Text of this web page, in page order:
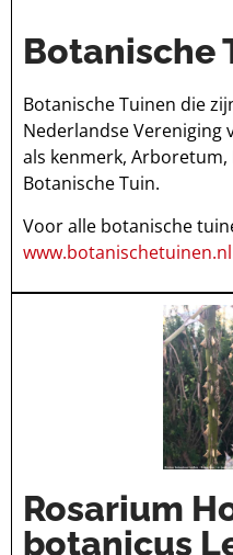
Botanische
Botanische Tuinen die
Nederlandse Vereniging
als kenmerk,
Botanische Tuin.
Voor alle botanische
www.botanischetuinen.nl
Rosarium
botanicus